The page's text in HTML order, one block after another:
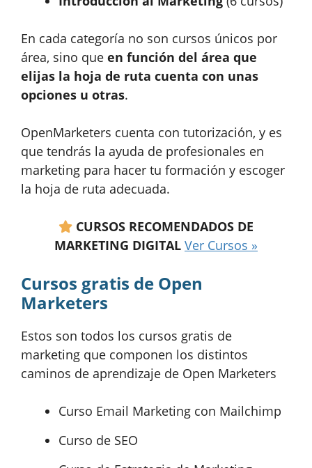
En cada categoría no son cursos únicos por
área, sino que en función del área que
elijas la hoja de ruta cuenta con unas
opciones u otras.
OpenMarketers cuenta con tutorización, y es
que tendrás la ayuda de profesionales en
marketing para hacer tu formación y escoger
la hoja de ruta adecuada.
CURSOS RECOMENDADOS DE
MARKETING DIGITAL Ver Cursos »
Cursos gratis de Open
Marketers
Estos son todos los cursos gratis de
marketing que componen los distintos
caminos de aprendizaje de Open Marketers
Curso Email Marketing con Mailchimp
Curso de SEO